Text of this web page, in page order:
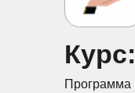
Программа